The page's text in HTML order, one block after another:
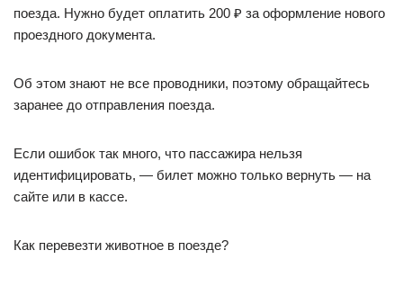
поезда. Нужно будет оплатить 200 ₽ за оформление нового
проездного документа.
Об этом знают не все проводники, поэтому обращайтесь
заранее до отправления поезда.
Если ошибок так много, что пассажира нельзя
идентифицировать, — билет можно только вернуть — на
сайте или в кассе.
Как перевезти животное в поезде?